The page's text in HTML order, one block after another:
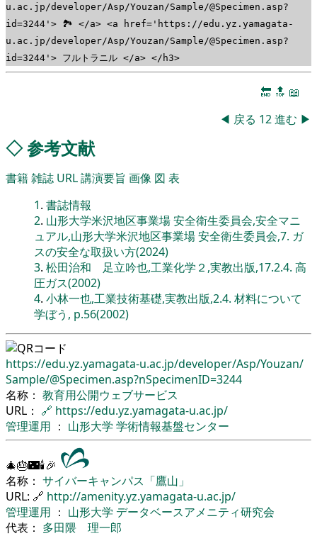
u.ac.jp/developer/Asp/Youzan/Sample/@Specimen.asp?
id=3244'> 🏞 </a> <a href='https://edu.yz.yamagata-
u.ac.jp/developer/Asp/Youzan/Sample/@Specimen.asp?
id=3244'> フルトラニル </a> </h3>
🔚 🔝 📖
◀ 戻る 12進む ▶
◇参考文献
書籍雑誌 URL講演要旨 画像 図 表
1. 書誌情報
2. 山形大学米沢地区事業場 安全衛生委員会,安全マニ
ュアル,山形大学米沢地区事業場 安全衛生委員会,7. ガ
スの安全な取扱い方(2024)
3. 松田治和 足立吟也,工業化学２,実教出版,17.2.4. 高
圧ガス(2002)
4. 小林一也,工業技術基礎,実教出版,2.4. 材料について
学ぼう, p.56(2002)
https://edu.yz.yamagata-u.ac.jp/developer/Asp/Youzan/
Sample/@Specimen.asp?nSpecimenID=3244
名称： 教育用公開ウェブサービス
URL： 🔗 https://edu.yz.yamagata-u.ac.jp/
管理運用 ： 山形大学 学術情報基盤センター
🎄🎂🌃🕯🎉
名称： サイバーキャンパス「鷹山」
URL: 🔗 http://amenity.yz.yamagata-u.ac.jp/
管理運用 ： 山形大学 データベースアメニティ研究会
代表： 多田隈 理一郎